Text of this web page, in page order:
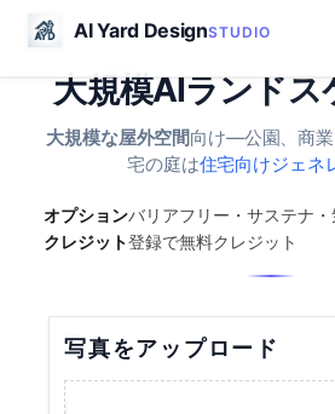
AI Yard DesignSTUDIO
大規模AIランドス
大規模な屋外空間向け—公園、商
宅の庭は住宅向けジェネ
オプションバリアフリー・サステナ
クレジット登録で無料クレジット
写真をアップロード